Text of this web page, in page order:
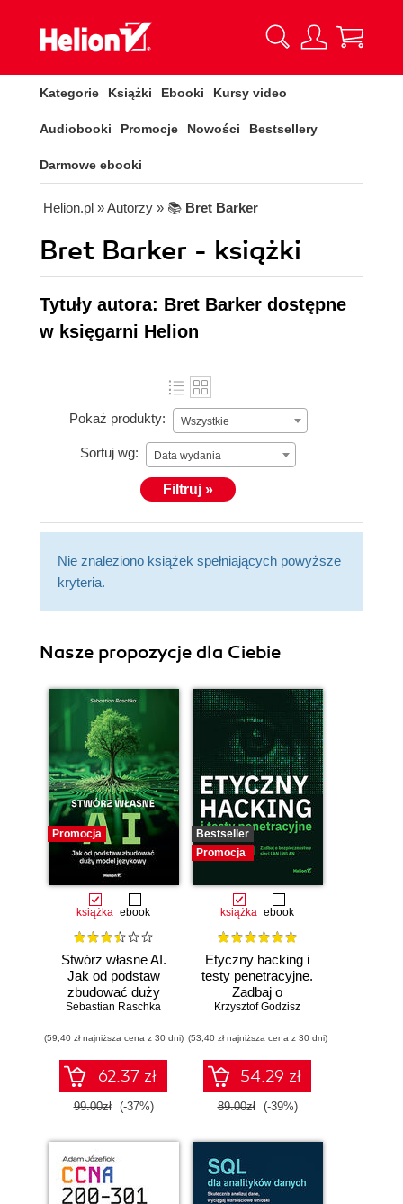
Kategorie Książki Ebooki Kursy video
Audiobooki Promocje Nowości Bestsellery
Darmowe ebooki
Helion.pl » Autorzy » 📚 Bret Barker
Bret Barker - książki
Tytuły autora: Bret Barker dostępne
w księgarni Helion
Pokaż produkty: Wszystkie
Sortuj wg: Data wydania
Filtruj »
Nie znaleziono książek spełniających powyższe
kryteria.
Nasze propozycje dla Ciebie
Promocja
książka ebook
Stwórz własne AI.
Jak od podstaw
zbudować duży
model językowy
Sebastian Raschka
(59,40 zł najniższa cena z 30 dni)
62.37 zł
99.00zł (-37%)
Bestseller
Promocja
książka ebook
Etyczny hacking i
testy penetracyjne.
Zadbaj o
bezpieczeństwo
Krzysztof Godzisz
(53,40 zł najniższa cena z 30 dni)
54.29 zł
89.00zł (-39%)